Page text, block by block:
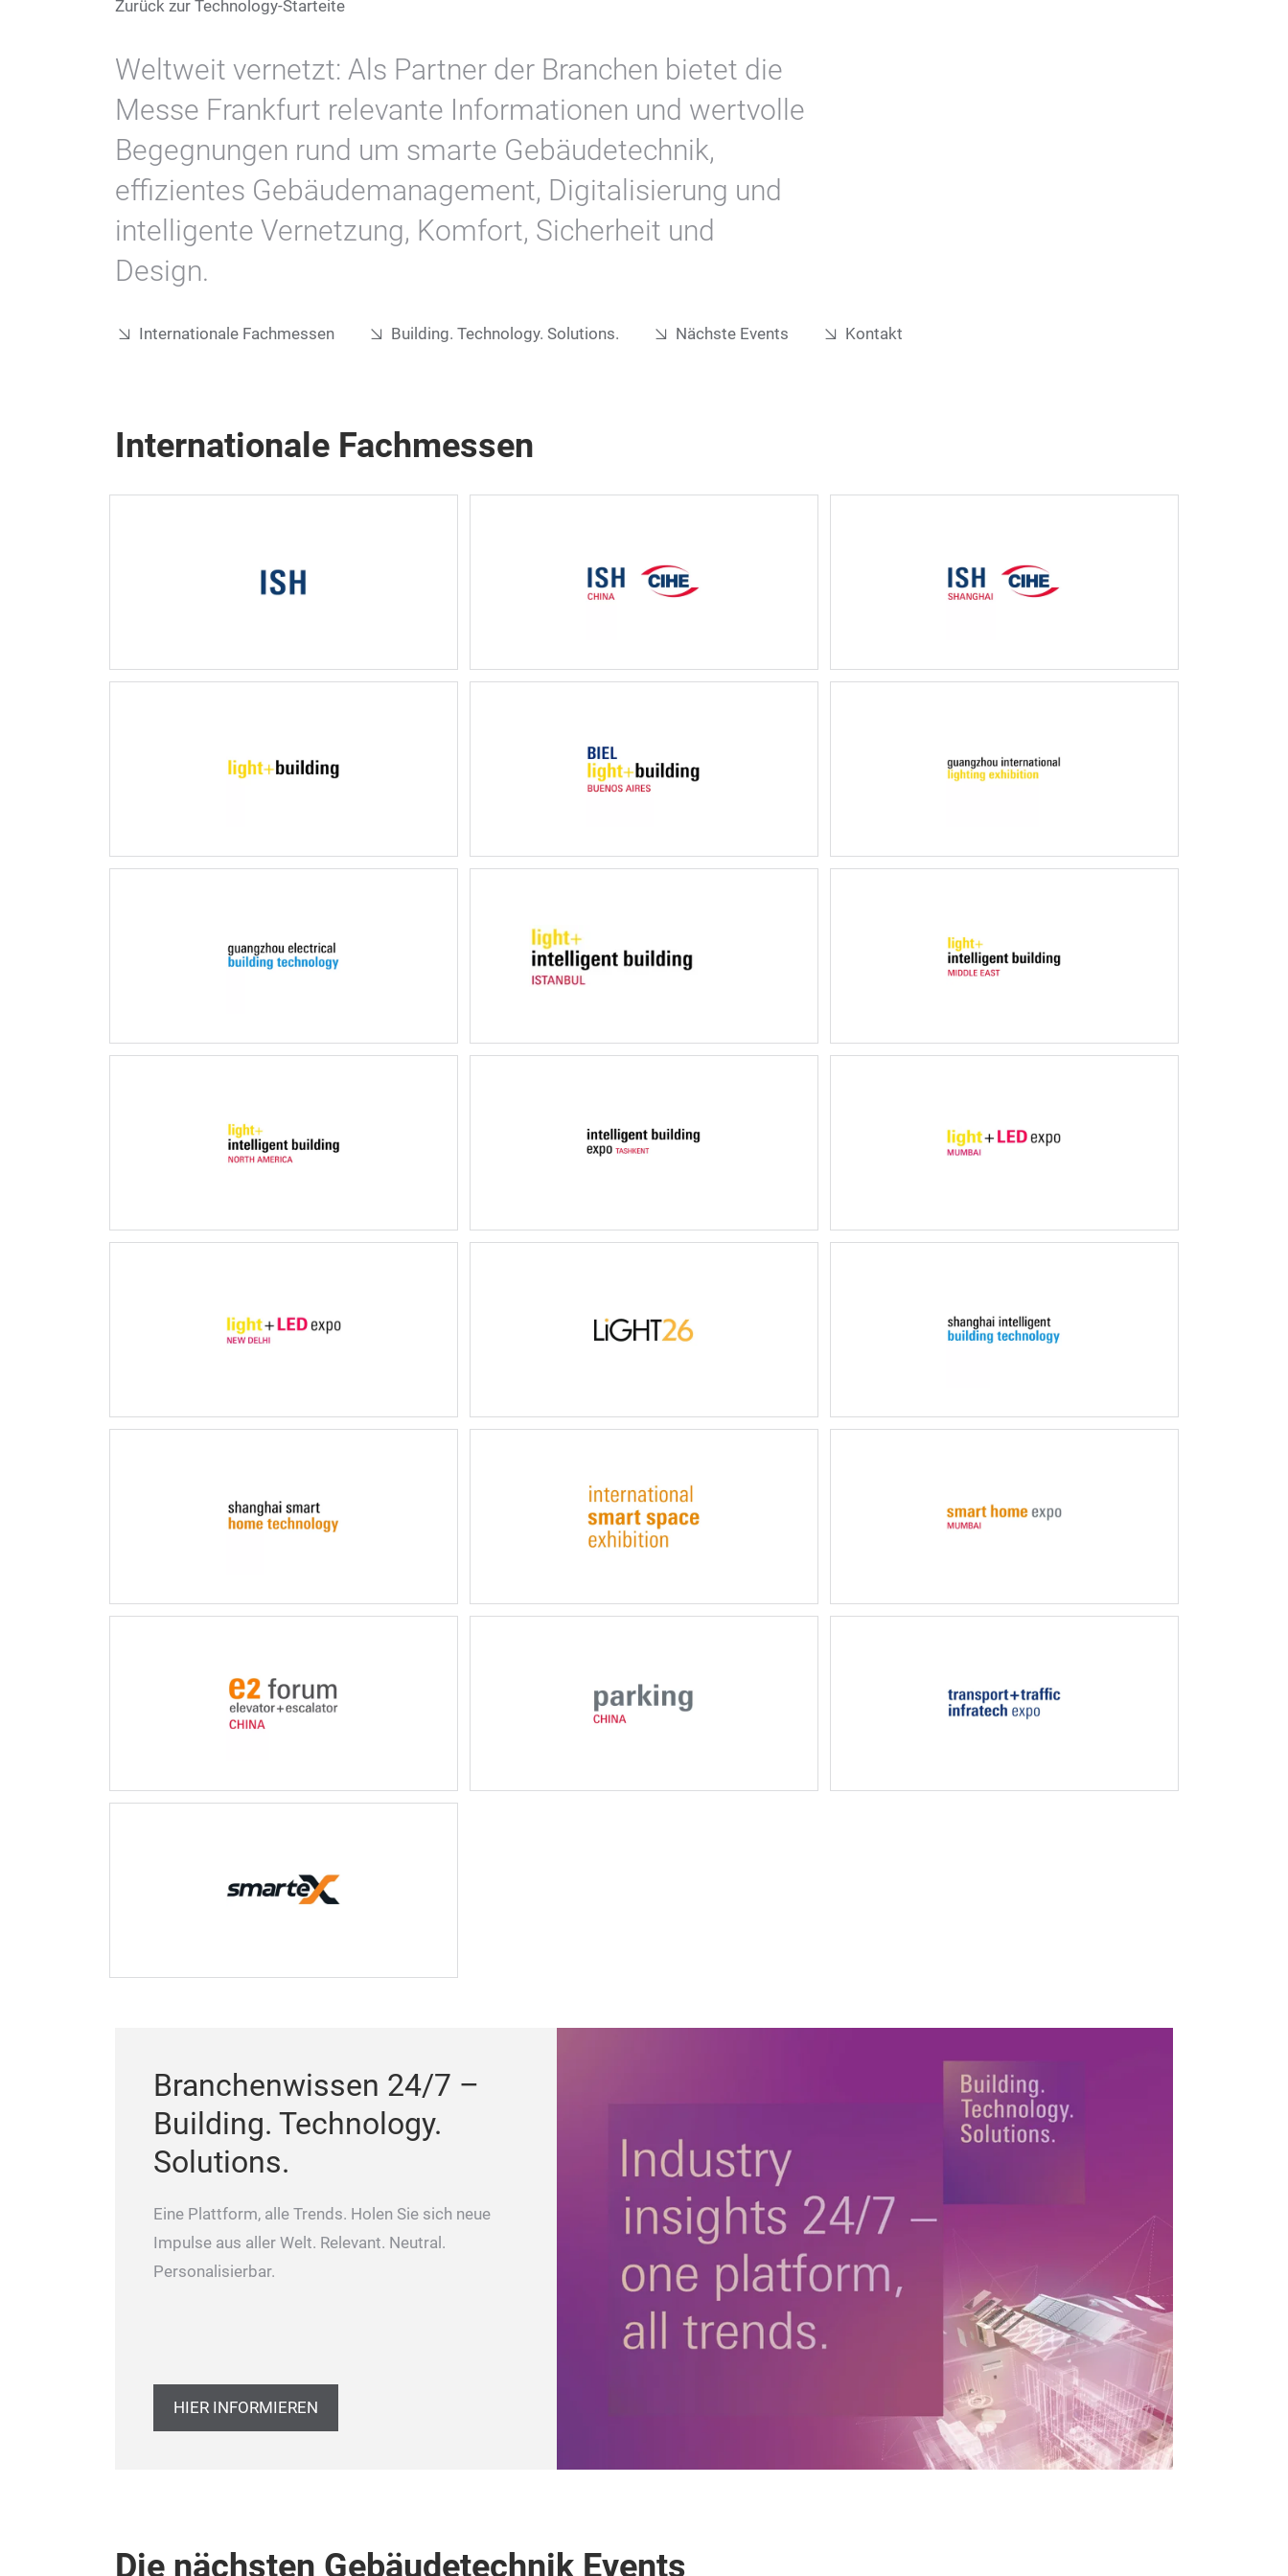
Zurück zur Technology-Starteite
Weltweit vernetzt: Als Partner der Branchen bietet die
Messe Frankfurt relevante Informationen und wertvolle
Begegnungen rund um smarte Gebäudetechnik,
effizientes Gebäudemanagement, Digitalisierung und
intelligente Vernetzung, Komfort, Sicherheit und
Design.
Internationale Fachmessen Building. Technology. Solutions. Nächste Events Kontakt
Internationale Fachmessen
Branchenwissen 24/7 –
Building. Technology.
Solutions.
Eine Plattform, alle Trends. Holen Sie sich neue
Impulse aus aller Welt. Relevant. Neutral.
Personalisierbar.
HIER INFORMIEREN
Die nächsten Gebäudetechnik Events